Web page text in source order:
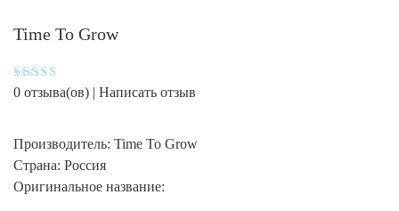
Time To Grow
Оценка
0 отзыва(ов) | Написать отзыв
Производитель: Time To Grow
Страна: Россия
Оригинальное название: